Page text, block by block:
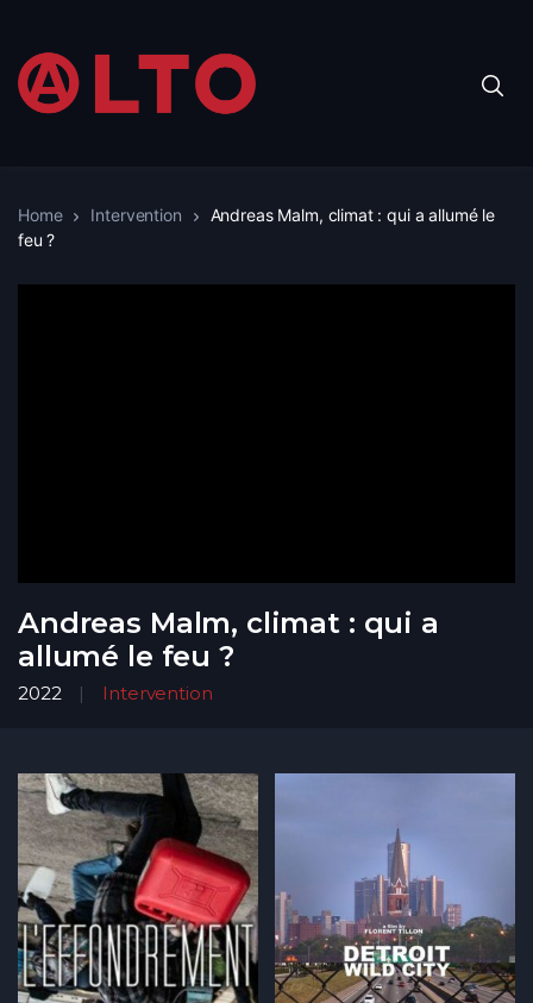
Home Intervention
Andreas Malm, climat : qui a allumé le
feu ?
Andreas Malm, climat : qui a
allumé le feu ?
2022 Intervention